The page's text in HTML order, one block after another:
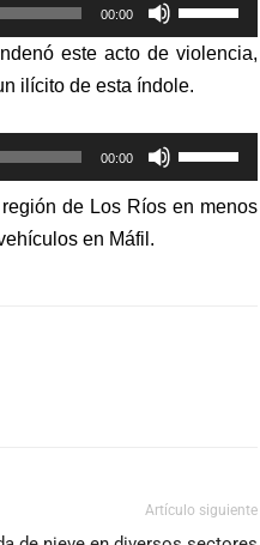
00:00
las
teclas
de
arriba/abajo
este acto de violencia,
ilícito de esta índole.
00:00
las
teclas
de Los Ríos en menos
en Máfil.
Artículo siguiente